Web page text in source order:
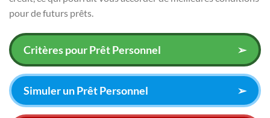
pour de futurs prêts.
Critères pour Prêt Personnel ➢
Simuler un Prêt Personnel ➢